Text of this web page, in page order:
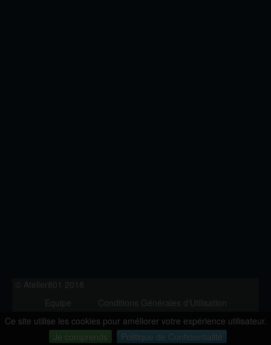
Ce site utilise les cookies pour améliorer votre expérience utilisateur.
Je comprends
Politique de Confidentialité
© Atelier801 2018
Equipe
Conditions Générales d'Utilisation
Politique de Confidentialité
Contact
Version 1.27